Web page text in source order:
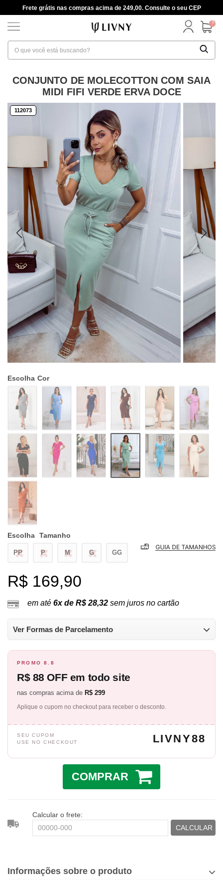
Frete grátis nas compras acima de 249,00. Consulte o seu CEP
0
CONJUNTO DE MOLECOTTON COM SAIA
MIDI FIFI VERDE ERVA DOCE
112073
Escolha Cor
Escolha Tamanho
PP P M G GG
R$ 169,90
em até 6x de R$ 28,32 sem juros no cartão
Ver Formas de Parcelamento
PROMO 8.8
R$ 88 OFF em todo site
nas compras acima de R$ 299
Aplique o cupom no checkout para receber o desconto.
SEU CUPOM
USE NO CHECKOUT
LIVNY88
COMPRAR
Calcular o frete:
CALCULAR
Informações sobre o produto